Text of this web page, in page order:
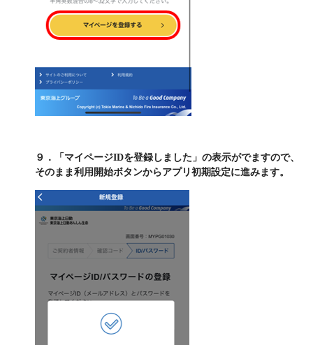
９．「マイページIDを登録しました」の表示がでますので、
そのまま利用開始ボタンからアプリ初期設定に進みます。